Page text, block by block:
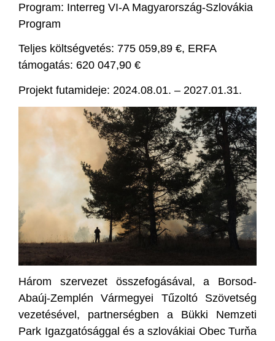
Program: Interreg VI-A Magyarország-Szlovákia
Program
Teljes költségvetés: 775 059,89 €, ERFA
támogatás: 620 047,90 €
Projekt futamideje: 2024.08.01. – 2027.01.31.
Három szervezet összefogásával, a Borsod-
Abaúj-Zemplén Vármegyei Tűzoltó Szövetség
vezetésével, partnerségben a Bükki Nemzeti
Park Igazgatósággal és a szlovákiai Obec Turňa